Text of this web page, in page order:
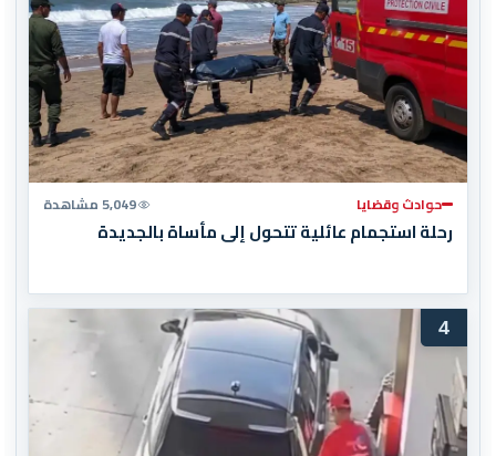
حوادث وقضايا 5,049 مشاهدة
رحلة استجمام عائلية تتحول إلى مأساة بالجديدة
4